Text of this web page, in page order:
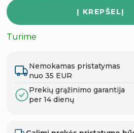
Į KREPŠELĮ
Turime
Nemokamas pristatymas
nuo 35 EUR
Prekių grąžinimo garantija
per 14 dienų